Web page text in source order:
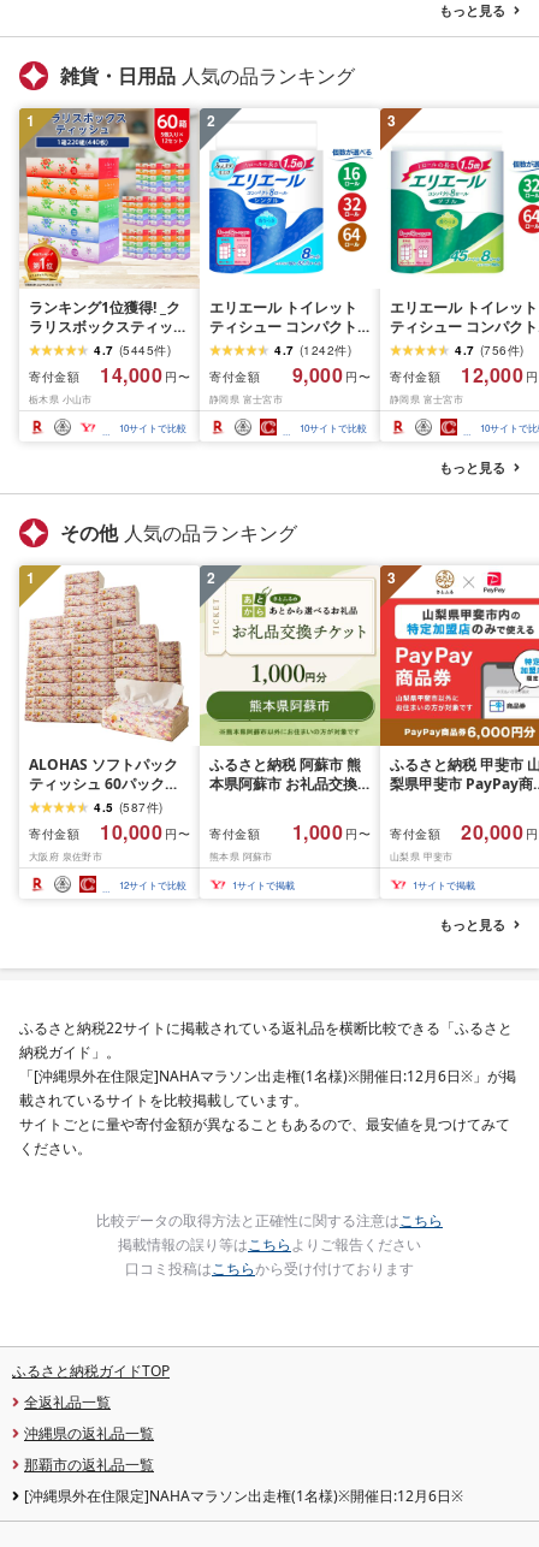
もっと見る
雑貨・日用品 人気の品ランキング
1
ランキング1位獲得! _ク
ラリスボックスティッシ
ュ60箱(1箱220組(440
枚))(5個入り×12セット)_
ティッシュ ティッシュ
ペーパー 日用品 常備品
生活用品 まとめ買い [配
送不可地域:離島・沖縄
4.7 (5445件)
寄付金額
14,000 円〜
栃木県 小山市
10サイトで比較
2
エリエール トイレット
ティシュー コンパクト
シングル [個数が選べ
る:16・32・64 ロール]
1.5倍巻 82.5m トイレッ
トペーパー シングル パ
ルプ100% 香りつき 日用
品 消耗品 備蓄 ふるさと
4.7 (1242件)
寄付金額
9,000 円〜
静岡県 富士宮市
10サイトで比較
3
エリエール トイレット
ティシュー コンパクト
ダブル [選べるロール
数:32・64 ロール] 1.5
巻 45m トイレットペ
パー ダブル パルプ
香りつき 日用品 消耗
備蓄 ふるさと納税 ふ
さと 送料無料 静岡県
4.7 (756件)
寄付金額
12,000
静岡県 富士宮市
10サイトで
もっと見る
その他 人気の品ランキング
1
ALOHAS ソフトパック
ティッシュ 60パック
×400枚(200組) 日用品
必需品 常備品 まとめ買
い 備蓄 防災
4.5 (587件)
寄付金額
10,000 円〜
大阪府 泉佐野市
12サイトで比較
2
ふるさと納税 阿蘇市 熊
本県阿蘇市 お礼品交換
寄付金額 1,000 円〜
熊本県 阿蘇市
1サイトで掲載
3
ふるさと納税 甲斐市
梨県甲斐市 PayPay商
一部の加盟店のみで利
可
寄付金額 20,000
山梨県 甲斐市
1サイトで掲載
もっと見る
ふるさと納税22サイトに掲載されている返礼品を横断比較できる「ふるさと
納税ガイド」。
「[沖縄県外在住限定]NAHAマラソン出走権(1名様)※開催日:12月6日※」が掲
載されているサイトを比較掲載しています。
サイトごとに量や寄付金額が異なることもあるので、最安値を見つけてみて
ください。
比較データの取得方法と正確性に関する注意はこちら
掲載情報の誤り等はこちらよりご報告ください
口コミ投稿はこちらから受け付けております
ふるさと納税ガイドTOP
全返礼品一覧
沖縄県の返礼品一覧
那覇市の返礼品一覧
[沖縄県外在住限定]NAHAマラソン出走権(1名様)※開催日:12月6日※